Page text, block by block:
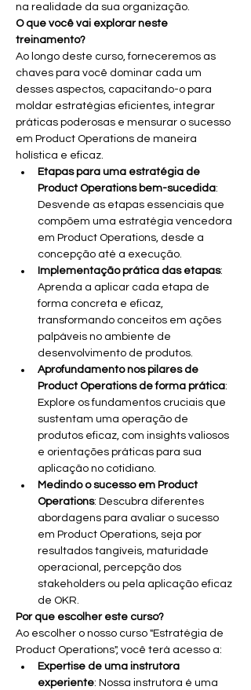
na realidade da sua organização.
O que você vai explorar neste
treinamento?
Ao longo deste curso, forneceremos as
chaves para você dominar cada um
desses aspectos, capacitando-o para
moldar estratégias eficientes, integrar
práticas poderosas e mensurar o sucesso
em Product Operations de maneira
holística e eficaz.
Etapas para uma estratégia de
Product Operations bem-sucedida:
Desvende as etapas essenciais que
compõem uma estratégia vencedora
em Product Operations, desde a
concepção até a execução.
Implementação prática das etapas:
Aprenda a aplicar cada etapa de
forma concreta e eficaz,
transformando conceitos em ações
palpáveis no ambiente de
desenvolvimento de produtos.
Aprofundamento nos pilares de
Product Operations de forma prática:
Explore os fundamentos cruciais que
sustentam uma operação de
produtos eficaz, com insights valiosos
e orientações práticas para sua
aplicação no cotidiano.
Medindo o sucesso em Product
Operations: Descubra diferentes
abordagens para avaliar o sucesso
em Product Operations, seja por
resultados tangíveis, maturidade
operacional, percepção dos
stakeholders ou pela aplicação eficaz
de OKR.
Por que escolher este curso?
Ao escolher o nosso curso "Estratégia de
Product Operations", você terá acesso a:
Expertise de uma instrutora
experiente: Nossa instrutora é uma